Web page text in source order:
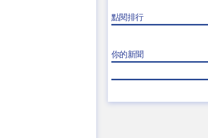
點閱排行
你的新聞